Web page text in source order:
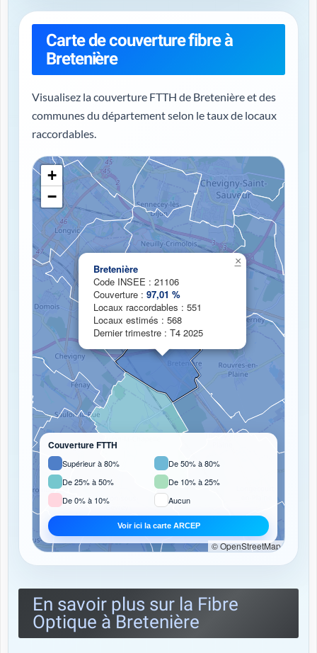
Carte de couverture fibre à
Bretenière
Visualisez la couverture FTTH de Bretenière et des
communes du département selon le taux de locaux
raccordables.
Chargement de la carte de couverture fibre...
Bretenière
Code INSEE : 21106
Couverture : 97,01 %
Locaux raccordables : 551
Locaux estimés : 568
Dernier trimestre : T4 2025
×
+
−
Couverture FTTH
Supérieur à 80%
De 50% à 80%
De 25% à 50%
De 10% à 25%
De 0% à 10%
Aucun
Voir ici la carte ARCEP
© OpenStreetMap
En savoir plus sur la Fibre
Optique à Bretenière